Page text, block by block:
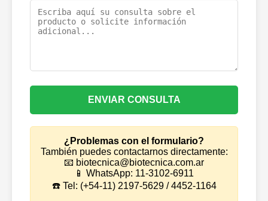
ENVIAR CONSULTA
¿Problemas con el formulario?
También puedes contactarnos directamente:
📧 biotecnica@biotecnica.com.ar
📱 WhatsApp: 11-3102-6911
☎️ Tel: (+54-11) 2197-5629 / 4452-1164